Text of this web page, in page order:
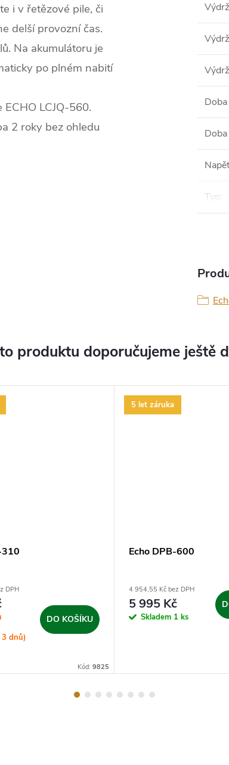
i v řetězové pile, či
delší provozní čas.
Na akumulátoru je
po plném nabití
LCJQ-560.
2 roky bez ohledu
Typ:
produktu doporučujeme ještě
310
DPH
3 dnů)
DO KOŠÍKU
Kód: 9825
5 let záruka
Echo DPB-600
4 954,55 Kč bez DPH
5 995 Kč
Skladem 1 ks